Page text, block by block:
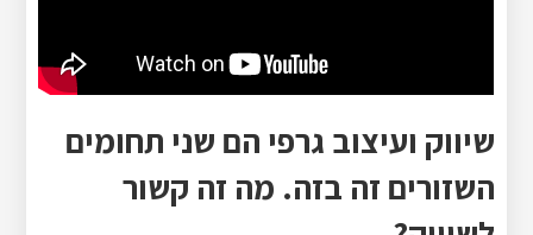
שיווק ועיצוב גרפי הם שני תחומים
השזורים זה בזה. מה זה קשור